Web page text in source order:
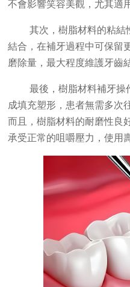
不會影響笑容美觀，尤其適
其次，樹脂材料的粘結
結合，在補牙過程中可保留
磨除量，最大程度維護牙齒
最後，樹脂材料補牙操
成填充塑形，患者無需多次
而且，樹脂材料的耐磨性良
承受正常的咀嚼壓力，使用